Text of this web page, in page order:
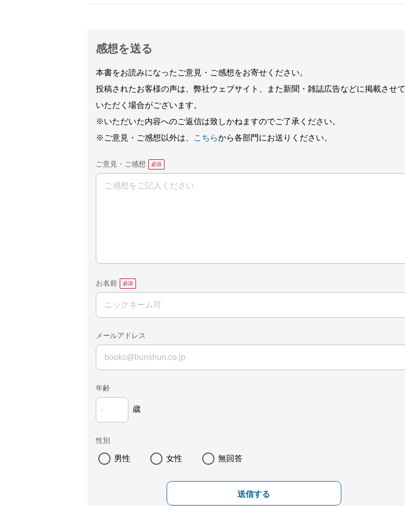
感想を送る
本書をお読みになったご意見・ご感想をお寄せください。
投稿されたお客様の声は、弊社ウェブサイト、また新聞・雑誌広告などに掲載させて
いただく場合がございます。
※いただいた内容へのご返信は致しかねますのでご了承ください。
※ご意見・ご感想以外は、
こちらから各部門にお送りください。
ご意見・ご感想
お名前
メールアドレス
年齢
歳
性別
男性 女性 無回答
送信する